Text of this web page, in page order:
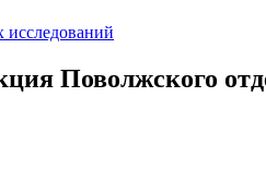
исследований
Поволжского